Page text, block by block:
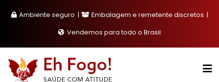
Ambiente seguro
Embalagem e remetente discretos
Vendemos para todo o Brasil